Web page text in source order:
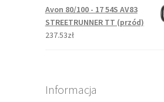
Avon 80/100 - 17 54S AV83
STREETRUNNER TT (przód)
237.53zł
Informacja